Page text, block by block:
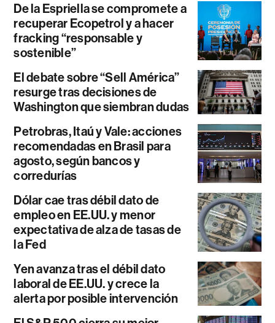
De la Espriella se compromete a
recuperar Ecopetrol y a hacer
fracking “responsable y
sostenible”
El debate sobre “Sell América”
resurge tras decisiones de
Washington que siembran dudas
Petrobras, Itaú y Vale: acciones
recomendadas en Brasil para
agosto, según bancos y
corredurías
Dólar cae tras débil dato de
empleo en EE.UU. y menor
expectativa de alza de tasas de
la Fed
Yen avanza tras el débil dato
laboral de EE.UU. y crece la
alerta por posible intervención